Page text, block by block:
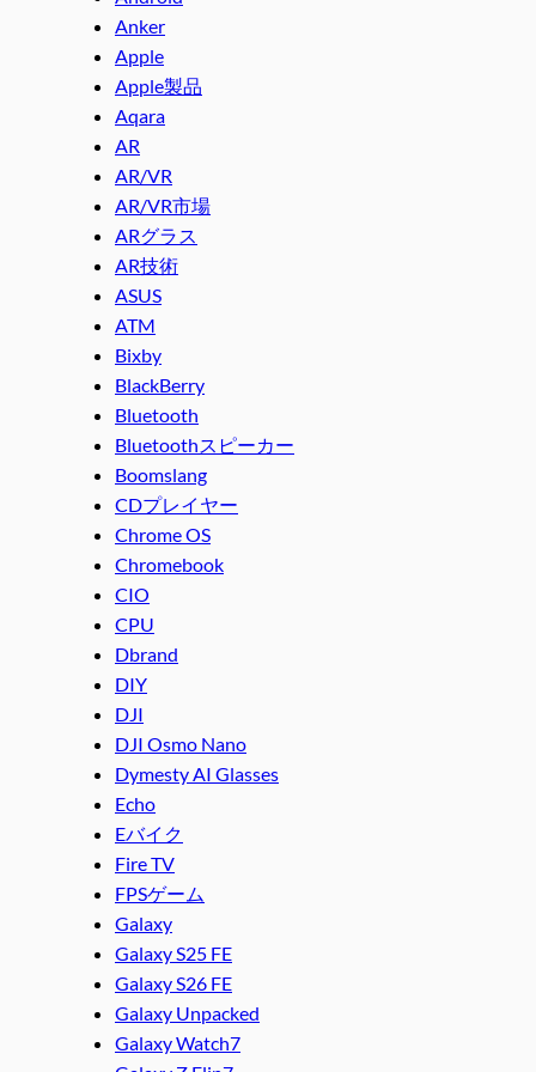
Anker
Apple
Apple製品
Aqara
AR
AR/VR
AR/VR市場
ARグラス
AR技術
ASUS
ATM
Bixby
BlackBerry
Bluetooth
Bluetoothスピーカー
Boomslang
CDプレイヤー
Chrome OS
Chromebook
CIO
CPU
Dbrand
DIY
DJI
DJI Osmo Nano
Dymesty AI Glasses
Echo
Eバイク
Fire TV
FPSゲーム
Galaxy
Galaxy S25 FE
Galaxy S26 FE
Galaxy Unpacked
Galaxy Watch7